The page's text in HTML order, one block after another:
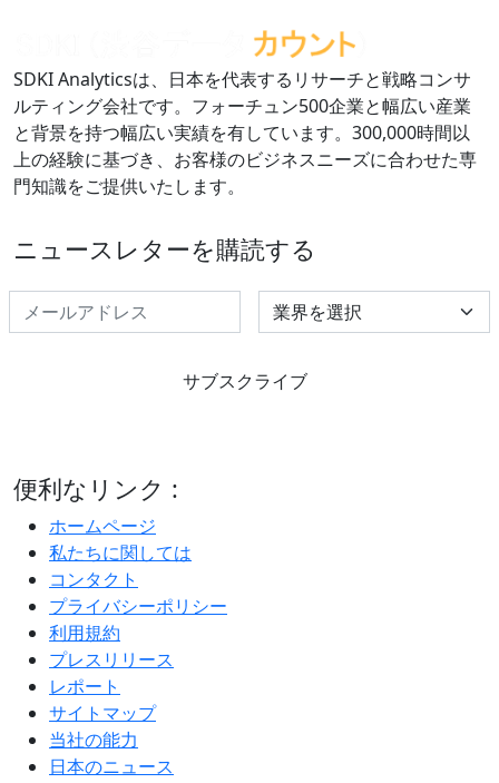
SDKI Analyticsは、日本を代表するリサーチと戦略コンサ
ルティング会社です。フォーチュン500企業と幅広い産業
と背景を持つ幅広い実績を有しています。300,000時間以
上の経験に基づき、お客様のビジネスニーズに合わせた専
門知識をご提供いたします。
ニュースレターを購読する
Select Industry
サブスクライブ
便利なリンク :
ホームページ
私たちに関しては
コンタクト
プライバシーポリシー
利用規約
プレスリリース
レポート
サイトマップ
当社の能力
日本のニュース